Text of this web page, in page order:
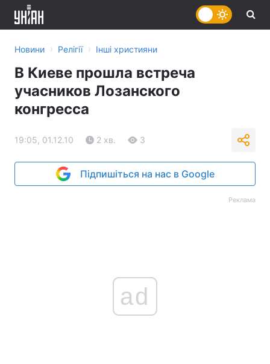
Новини › Релігії › Інші християни
В Киеве прошла встреча
учасников Лозанского
конгресса
19:05, 01.12.10 2 хв. 3
Підпишіться на нас в Google
Реклама
ad